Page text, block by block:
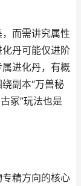
而需讲究属性
化丹可能仅进阶
进化丹，有概
副本“万兽秘
冢”玩法也是
精方向的核心